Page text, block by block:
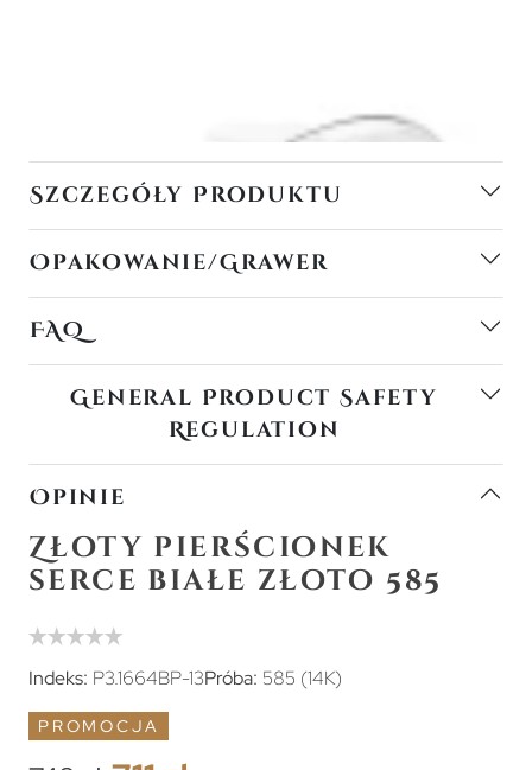
Szczegóły Produktu
Opakowanie/Grawer
FAQ
General Product Safety
Regulation
Opinie
Złoty pierścionek
serce białe złoto 585
Indeks: P3.1664BP-13Próba: 585 (14K)
PROMOCJA